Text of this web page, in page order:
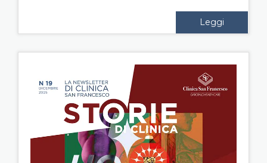
Leggi